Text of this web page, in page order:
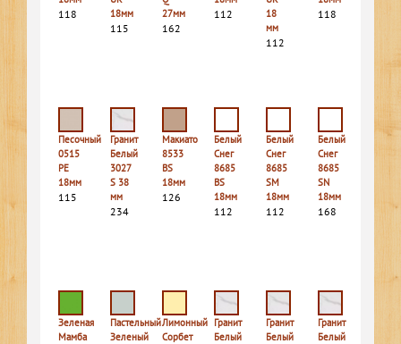
118
18мм
115
27мм
162
112
18
мм
112
118
Песочный
0515
PE
18мм
115
Гранит
Белый
3027
S 38
мм
234
Макиато
8533
BS
18мм
126
Белый
Снег
8685
BS
18мм
112
Белый
Снег
8685
SM
18мм
112
Белый
Снег
8685
SN
18мм
168
Зеленая
Мамба
Пастельный
Зеленый
Лимонный
Сорбет
Гранит
Белый
Гранит
Белый
Гранит
Белый